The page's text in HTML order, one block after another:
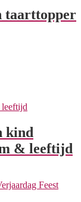
taarttopper
kind
& leeftijd